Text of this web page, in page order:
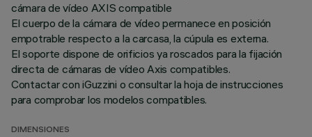
cámara de vídeo AXIS compatible
El cuerpo de la cámara de vídeo permanece en posición
empotrable respecto a la carcasa, la cúpula es externa.
El soporte dispone de orificios ya roscados para la fijación
directa de cámaras de vídeo Axis compatibles.
Contactar con iGuzzini o consultar la hoja de instrucciones
para comprobar los modelos compatibles.
DIMENSIONES